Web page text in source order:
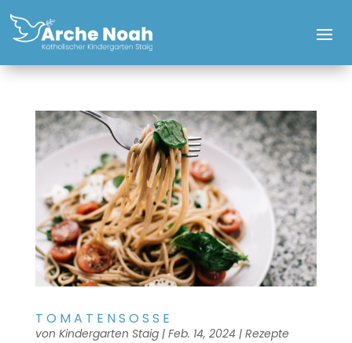
TOMATENSOSSE
von Kindergarten Staig| Feb. 14, 2024| Rezepte